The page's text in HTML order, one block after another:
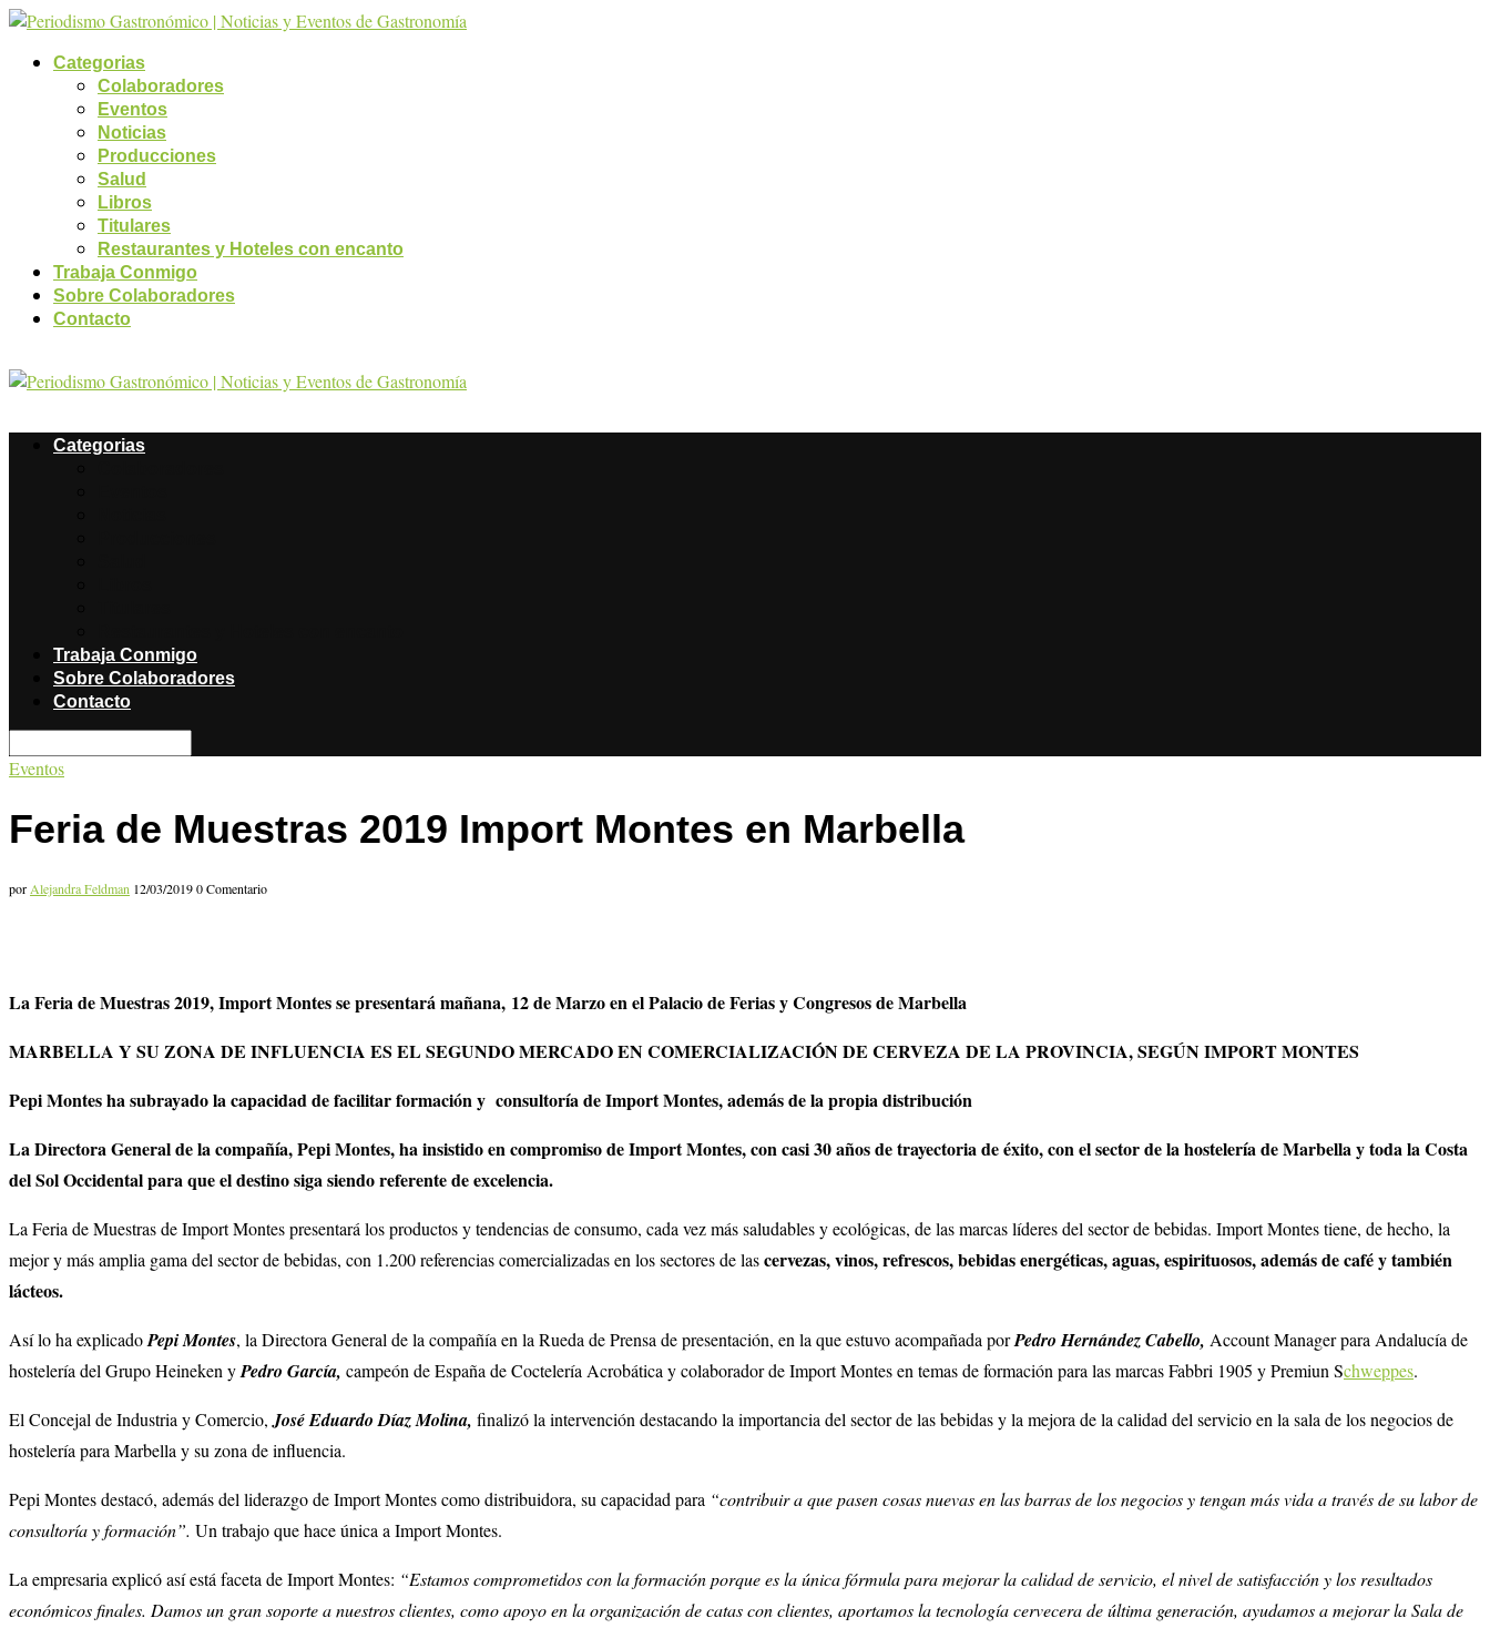
Categorias
Colaboradores
Eventos
Noticias
Producciones
Salud
Libros
Titulares
Restaurantes y Hoteles con encanto
Trabaja Conmigo
Sobre Colaboradores
Contacto
Categorias
Trabaja Conmigo
Sobre Colaboradores
Contacto
Eventos
Feria de Muestras 2019 Import Montes en Marbella
porAlejandra Feldman 12/03/20190 Comentario
La Feria de Muestras 2019, Import Montes se presentará mañana, 12 de Marzo en el Palacio de Ferias y Congresos de Marbella
MARBELLA Y SU ZONA DE INFLUENCIA ES EL SEGUNDO MERCADO EN COMERCIALIZACIÓN DE CERVEZA DE LA PROVINCIA, SEGÚN IMPORT MONTES
Pepi Montes ha subrayado la capacidad de facilitar formación y consultoría de Import Montes, además de la propia distribución
La Directora General de la compañía, Pepi Montes, ha insistido en compromiso de Import Montes, con casi 30 años de trayectoria de éxito, con el sector de la hostelería de Marbella y toda la Costa
del Sol Occidental para que el destino siga siendo referente de excelencia.
La Feria de Muestras de Import Montes presentará los productos y tendencias de consumo, cada vezmás saludables y ecológicas, de las marcas líderes del sector de bebidas. Import Montes tiene, de hecho, la
mejor y más amplia gama del sector de bebidas, con 1.200 referencias comercializadas en los sectores de lascervezas, vinos, refrescos, bebidas energéticas, aguas, espirituosos, además de café y también
lácteos.
Así lo ha explicadoPepi Montes, la Directora General de la compañía en la Rueda de Prensa de presentación, en la que estuvo acompañada porPedro Hernández Cabello, Account Manager para Andalucía de
hostelería del Grupo Heineken yPedro García, campeón de España de Coctelería Acrobática y colaborador de Import Montes en temas de formación para las marcas Fabbri 1905 y Premiun Schweppes.
El Concejal de Industria y Comercio,José Eduardo Díaz Molina, finalizó la intervención destacando la importancia del sector de las bebidas y la mejora de la calidad del servicio en la sala de los negocios de
hostelería para Marbella y su zona de influencia.
Pepi Montes destacó, además del liderazgo de Import Montes como distribuidora, su capacidad para “contribuir a que pasen cosas nuevas en las barras de los negocios y tengan más vida a través de su labor de
consultoría y formación”. Un trabajo que hace única a Import Montes.
La empresaria explicó así está faceta de Import Montes: “Estamos comprometidos con la formación porque es la única fórmula para mejorar la calidad de servicio, el nivel de satisfacción y los resultados
económicos finales. Damos un gran soporte a nuestros clientes, como apoyo en la organización de catas con clientes, aportamos la tecnología cervecera de última generación, ayudamos a mejorar la Sala de